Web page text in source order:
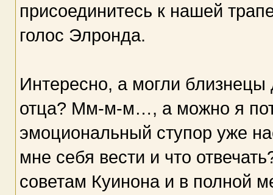
присоединитесь к нашей
голос Элронда.
Интересно, а могли близнецы
отца? Мм-м-м…, а можно я
эмоциональный ступор уже
мне себя вести и что
советам Куинона и в полной